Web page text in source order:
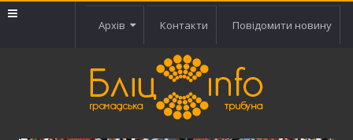
Архів Контакти Повідомити новину